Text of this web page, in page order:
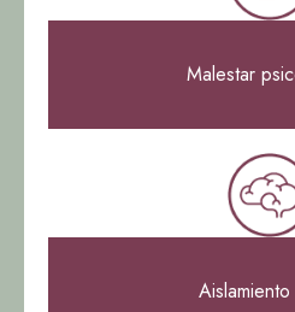
Malestar